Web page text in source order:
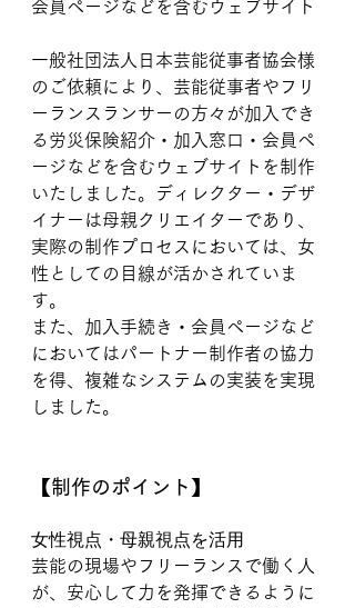
会員ページなどを含むウェブサイト
一般社団法人日本芸能従事者協会様
のご依頼により、芸能従事者やフリ
ーランスランサーの方々が加入でき
る労災保険紹介・加入窓口・会員ペ
ージなどを含むウェブサイトを制作
いたしました。ディレクター・デザ
イナーは母親クリエイターであり、
実際の制作プロセスにおいては、女
性としての目線が活かされていま
す。
また、加入手続き・会員ページなど
においてはパートナー制作者の協力
を得、複雑なシステムの実装を実現
しました。
【制作のポイント】
女性視点・母親視点を活用
芸能の現場やフリーランスで働く人
が、安心して力を発揮できるように